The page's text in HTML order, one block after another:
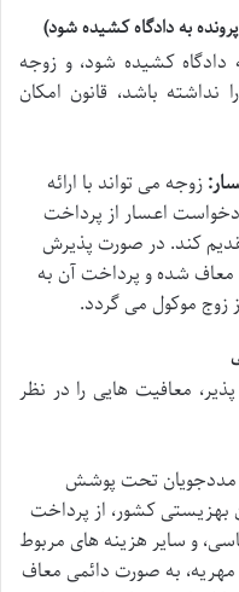
به دادگاه کشیده شود)
دادگاه کشیده شود، و زوجه
نداشته باشد، قانون امکان
زوجه می تواند با ارائه
اعسار از پرداخت
کند. در صورت پذیرش
معاف شده و پرداخت آن به
زوج موکول می گردد.
معافیت هایی را در نظر
مددجویان تحت پوشش
بهزیستی کشور، از پرداخت
و سایر هزینه های مربوط
مهریه، به صورت دائمی معاف